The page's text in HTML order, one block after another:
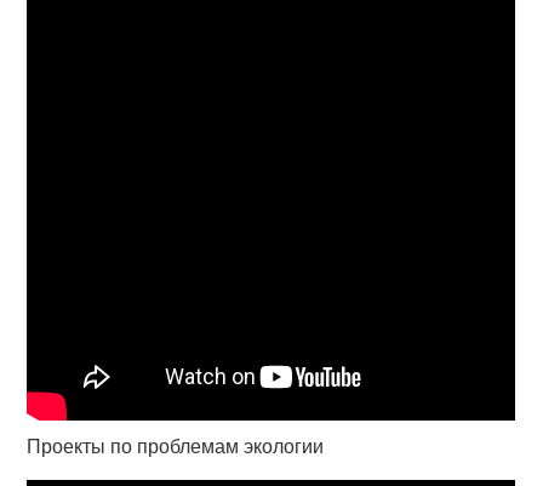
Проекты по проблемам экологии